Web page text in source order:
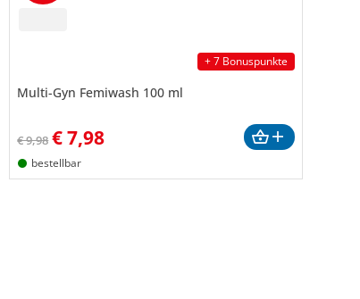
+ 7 Bonuspunkte
Multi-Gyn Femiwash 100 ml
€ 9,98 €7,98
bestellbar